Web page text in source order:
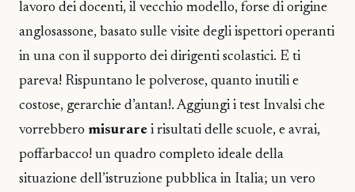
lavoro dei docenti, il vecchio modello, forse di origine
anglosassone, basato sulle visite degli ispettori operanti
in una con il supporto dei dirigenti scolastici. E ti
pareva! Rispuntano le polverose, quanto inutili e
costose, gerarchie d’antan!. Aggiungi i test Invalsi che
vorrebbero misurare i risultati delle scuole, e avrai,
poffarbacco! un quadro completo ideale della
situazione dell’istruzione pubblica in Italia; un vero